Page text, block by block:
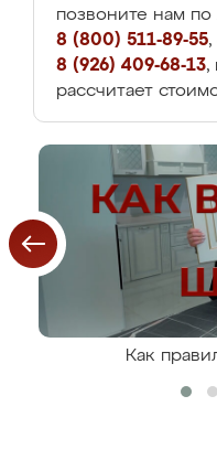
позвоните нам
8 (800) 511-89-55,
8 (926) 409-68-13,
рассчитает
Как